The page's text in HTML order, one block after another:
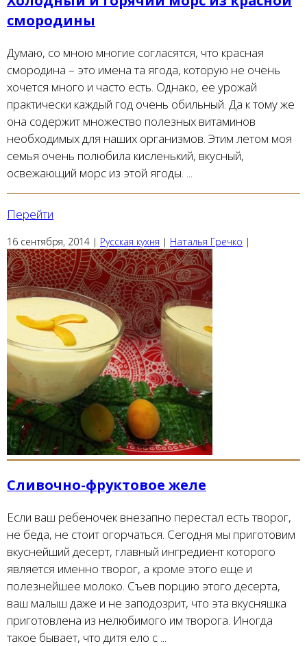
смородины
Думаю, со мною многие согласятся, что красная
смородина – это имена та ягода, которую не очень
хочется много и часто есть. Однако, ее урожай
практически каждый год очень обильный. Да к тому же
она содержит множество полезных витаминов
необходимых для наших организмов. Этим летом моя
семья очень полюбила кисленький, вкусный,
освежающий морс из этой ягоды. ...
Перейти
16 сентября, 2014 | Русская кухня | Наталья Гречко |
Сливочно-фруктовое желе
Если ваш ребеночек внезапно перестал есть творог,
не беда, не стоит огорчаться. Сегодня мы приготовим
вкуснейший десерт, главный ингредиент которого
является именно творог, а кроме этого еще и
полезнейшее молоко. Съев порцию этого десерта,
ваш малыш даже и не заподозрит, что эта вкусняшка
приготовлена из нелюбимого им творога. Иногда
такое бывает, что дитя ело с ...